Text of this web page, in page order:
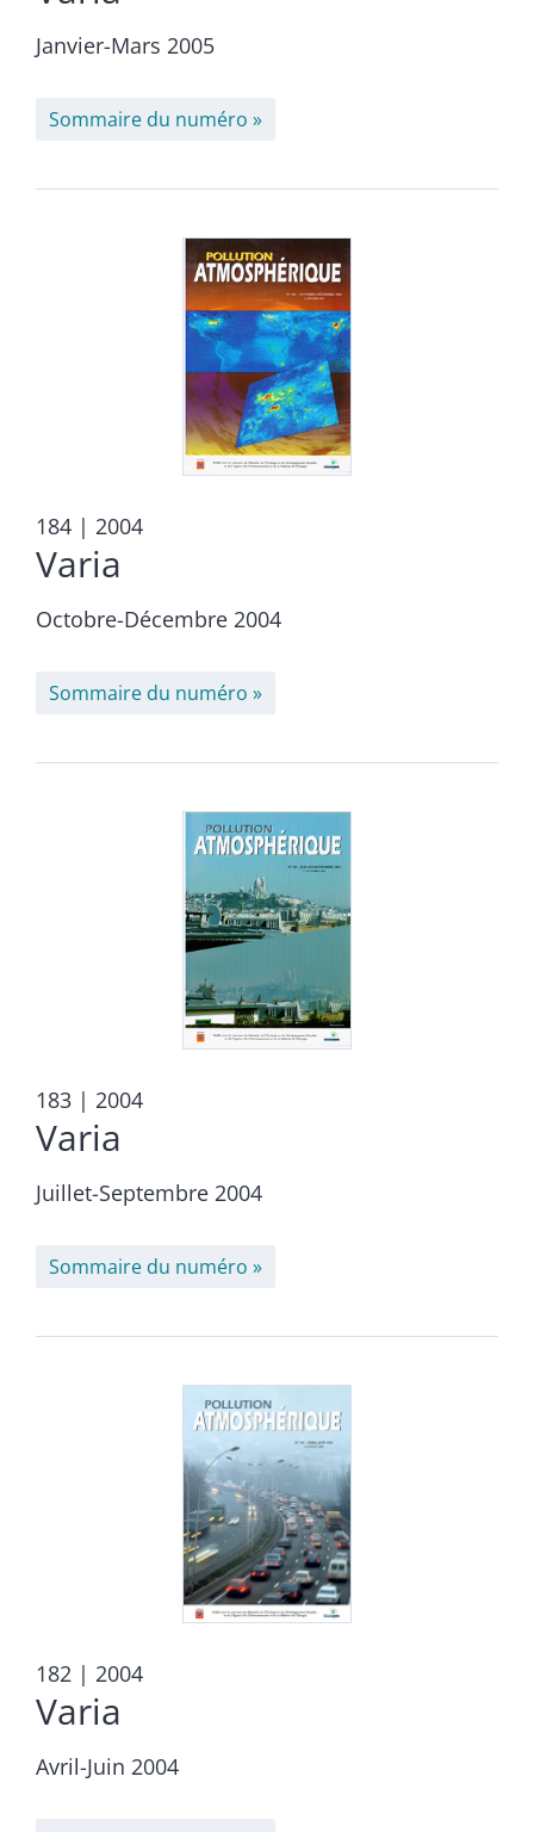
Janvier-Mars 2005
Sommaire du numéro
184 | 2004
Varia
Octobre-Décembre 2004
Sommaire du numéro
183 | 2004
Varia
Juillet-Septembre 2004
Sommaire du numéro
182 | 2004
Varia
Avril-Juin 2004